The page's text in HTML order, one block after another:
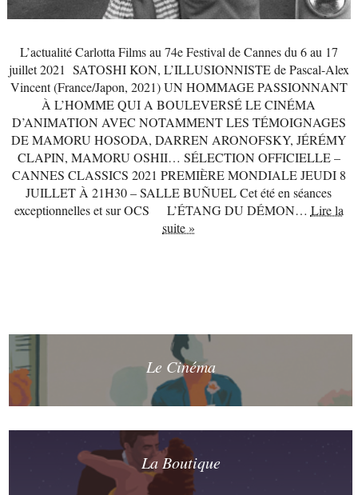
L’actualité Carlotta Films au 74e Festival de Cannes du 6 au 17
juillet 2021 SATOSHI KON, L’ILLUSIONNISTE de Pascal-Alex
Vincent (France/Japon, 2021) UN HOMMAGE PASSIONNANT
À L’HOMME QUI A BOULEVERSÉ LE CINÉMA
D’ANIMATION AVEC NOTAMMENT LES TÉMOIGNAGES
DE MAMORU HOSODA, DARREN ARONOFSKY, JÉRÉMY
CLAPIN, MAMORU OSHII… SÉLECTION OFFICIELLE –
CANNES CLASSICS 2021 PREMIÈRE MONDIALE JEUDI 8
JUILLET À 21H30 – SALLE BUÑUEL Cet été en séances
exceptionnelles et sur OCS L’ÉTANG DU DÉMON… Lire la
suite »
Le Cinéma
La Boutique